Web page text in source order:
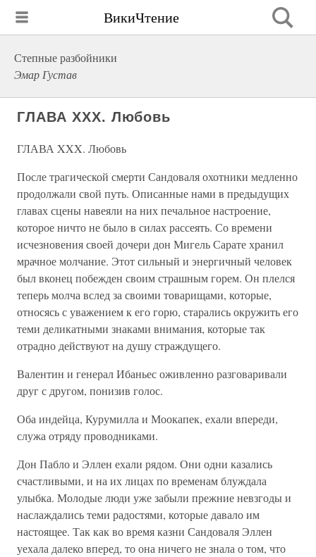
ВикиЧтение
Степные разбойники
Эмар Густав
ГЛАВА XXX. Любовь
ГЛАВА XXX. Любовь
После трагической смерти Сандоваля охотники медленно
продолжали свой путь. Описанные нами в предыдущих
главах сцены навеяли на них печальное настроение,
которое ничто не было в силах рассеять. Со времени
исчезновения своей дочери дон Мигель Сарате хранил
мрачное молчание. Этот сильный и энергичный человек
был вконец побежден своим страшным горем. Он плелся
теперь молча вслед за своими товарищами, которые,
относясь с уважением к его горю, старались окружить его
теми деликатными знаками внимания, которые так
отрадно действуют на душу страждущего.
Валентин и генерал Ибаньес оживленно разговаривали
друг с другом, понизив голос.
Оба индейца, Курумилла и Моокапек, ехали впереди,
служа отряду проводниками.
Дон Пабло и Эллен ехали рядом. Они одни казались
счастливыми, и на их лицах по временам блуждала
улыбка. Молодые люди уже забыли прежние невзгоды и
наслаждались теми радостями, которые давало им
настоящее. Так как во время казни Сандоваля Эллен
уехала далеко вперед, то она ничего не знала о том, что